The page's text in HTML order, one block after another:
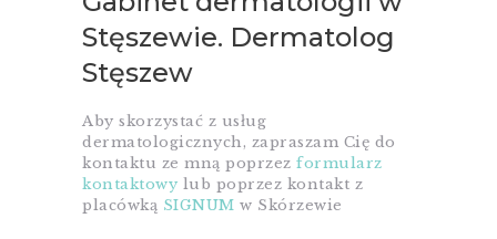
Stęszewie. Dermatolog
Stęszew
Aby skorzystać z usług
dermatologicznych, zapraszam Cię do
kontaktu ze mną poprzez formularz
kontaktowy lub poprzez kontakt z
placówką SIGNUM w Skórzewie